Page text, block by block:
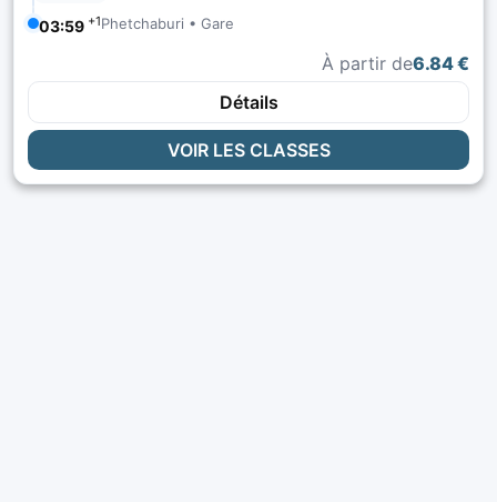
03:59 +1Phetchaburi • Gare
À partir de6.84 €
Détails
VOIR LES CLASSES